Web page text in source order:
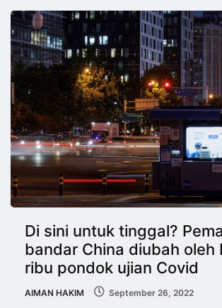
Di sini untuk tinggal?
bandar China diubah oleh
ribu pondok ujian Covid
AIMAN HAKIM September 26, 2022